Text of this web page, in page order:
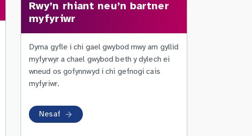
Rwy’n rhiant neu’n bartner
myfyriwr
Dyma gyfle i chi gael gwybod mwy am gyllid
myfyrwyr a chael gwybod beth y dylech ei
wneud os gofynnwyd i chi gefnogi cais
myfyriwr.
Nesaf